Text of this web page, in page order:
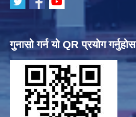
गुनासो गर्न यो QR प्रयोग गर्नुहोस